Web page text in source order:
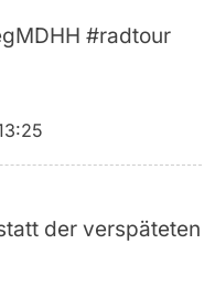
#radtour
der verspäteten